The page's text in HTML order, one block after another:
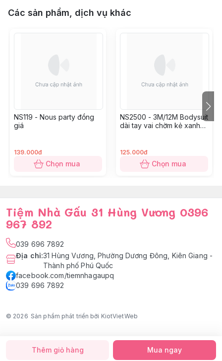
Thêm giỏ hàng Mua ngay
Các sản phẩm, dịch vụ khác
NS119 - Nous party đồng
giá
139.000đ
Chọn mua
NS2500 - 3M/12M Bodysuit
dài tay vai chờm kẻ xanh
125.000đ
Chọn mua
Tiệm Nhà Gấu 31 Hùng Vương 0396
967 892
039 696 7892
Địa chỉ:31 Hùng Vương, Phường Dương Đông, Kiên Giang -
Thành phố Phú Quốc
facebook.com/tiemnhagaupq
039 696 7892
© 2026 Sản phẩm phát triển bởi KiotVietWeb